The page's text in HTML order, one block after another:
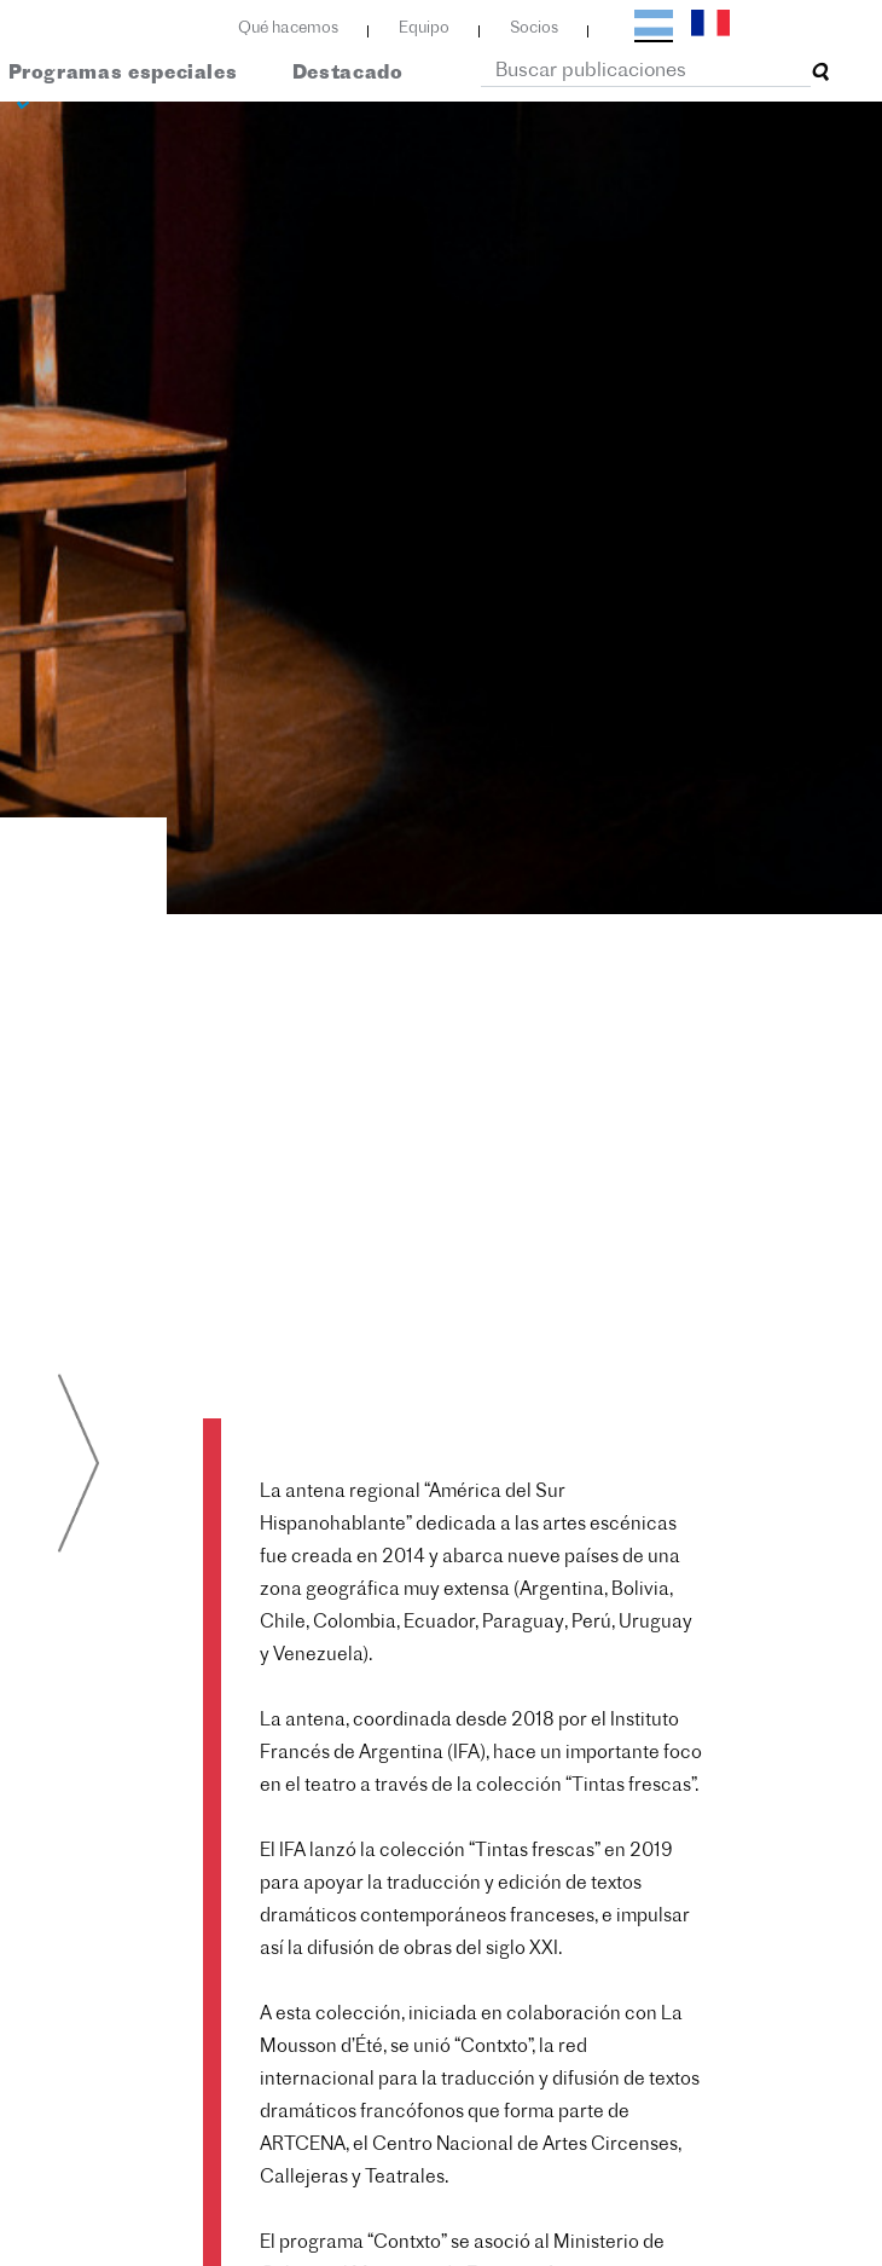
Qué hacemos Equipo Socios
Programas especiales Destacado
La antena regional “América del Sur
Hispanohablante” dedicada a las artes escénicas
fue creada en 2014 y abarca nueve países de una
zona geográfica muy extensa (Argentina, Bolivia,
Chile, Colombia, Ecuador, Paraguay, Perú, Uruguay
y Venezuela).
La antena, coordinada desde 2018 por el Instituto
Francés de Argentina (IFA), hace un importante foco
en el teatro a través de la colección “Tintas frescas”.
El IFA lanzó la colección “Tintas frescas” en 2019
para apoyar la traducción y edición de textos
dramáticos contemporáneos franceses, e impulsar
así la difusión de obras del siglo XXI.
A esta colección, iniciada en colaboración con La
Mousson d’Été, se unió “Contxto”, la red
internacional para la traducción y difusión de textos
dramáticos francófonos que forma parte de
ARTCENA, el Centro Nacional de Artes Circenses,
Callejeras y Teatrales.
El programa “Contxto” se asoció al Ministerio de